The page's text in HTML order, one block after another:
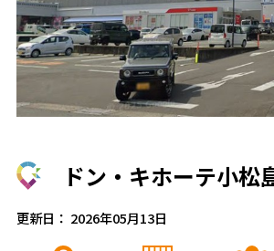
ドン・キホーテ小松
更新日： 2026年05月13日